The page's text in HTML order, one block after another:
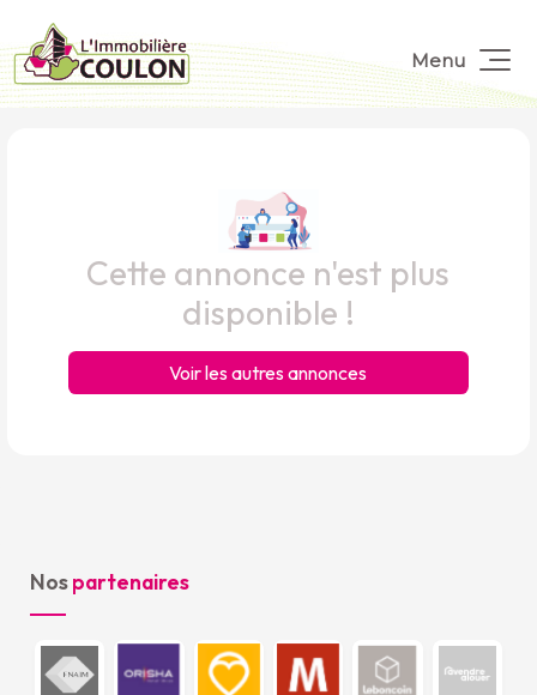
Menu
Cette annonce n'est plus
disponible !
Voir les autres annonces
Nospartenaires